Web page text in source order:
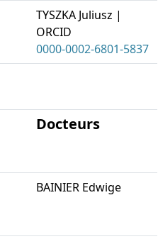
TYSZKA Juliusz |
ORCID
0000-0002-6801-5837
Docteurs
BAINIER Edwige